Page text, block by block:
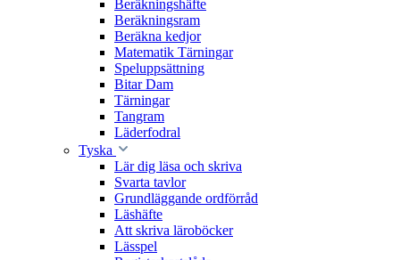
Beräkningshäfte
Beräkningsram
Beräkna kedjor
Matematik Tärningar
Speluppsättning
Bitar Dam
Tärningar
Tangram
Läderfodral
Tyska
Lär dig läsa och skriva
Svarta tavlor
Grundläggande ordförråd
Läshäfte
Att skriva läroböcker
Lässpel